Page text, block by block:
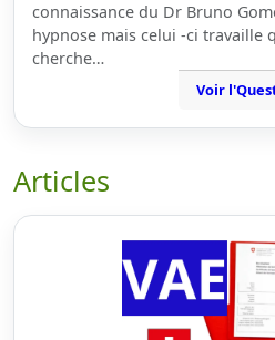
connaissance du Dr Bruno
hypnose mais celui -ci travaille
cherche…
Voir
Articles